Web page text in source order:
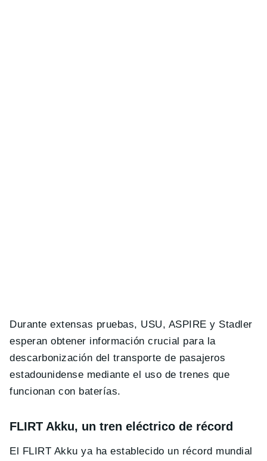
Durante extensas pruebas, USU, ASPIRE y Stadler
esperan obtener información crucial para la
descarbonización del transporte de pasajeros
estadounidense mediante el uso de trenes que
funcionan con baterías.
FLIRT Akku, un tren eléctrico de récord
El FLIRT Akku ya ha establecido un récord mundial